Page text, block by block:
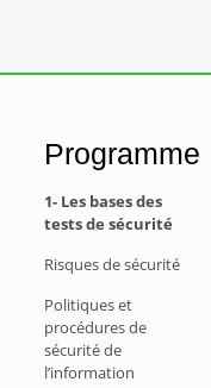
Programme
1- Les bases des
tests de sécurité
Risques de sécurité
Politiques et
procédures de
sécurité de
l’information